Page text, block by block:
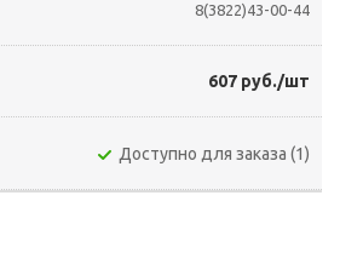
8(3822)43-00-44
607 руб./шт
Доступно для заказа (1)